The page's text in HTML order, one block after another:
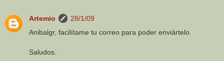
Artemio
28/1/09
Anibalgr, facilítame tu correo para poder enviártelo.
Saludos.